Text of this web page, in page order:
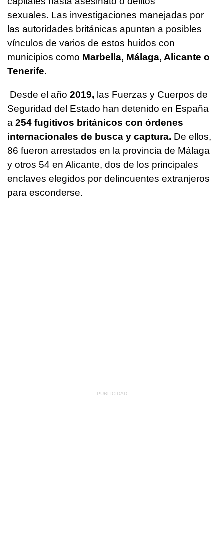
sexuales. Las investigaciones manejadas por
las autoridades británicas apuntan a posibles
vínculos de varios de estos huidos con
municipios como Marbella, Málaga, Alicante o
Tenerife.
Desde el año 2019, las Fuerzas y Cuerpos de
Seguridad del Estado han detenido en España
a 254 fugitivos británicos con órdenes
internacionales de busca y captura. De ellos,
86 fueron arrestados en la provincia de Málaga
y otros 54 en Alicante, dos de los principales
enclaves elegidos por delincuentes extranjeros
para esconderse.